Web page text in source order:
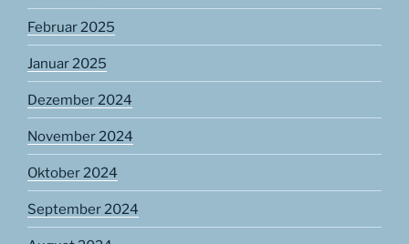
Februar 2025
Januar 2025
Dezember 2024
November 2024
Oktober 2024
September 2024